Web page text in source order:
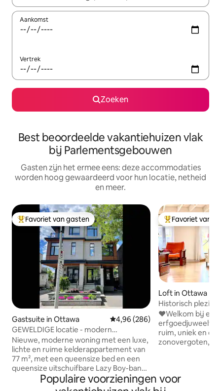
Aankomst
Vertrek
Zoeken
Best beoordeelde vakantiehuizen vlak
bij Parlementsgebouwen
Gasten zijn het ermee eens: deze accommodaties
worden hoog gewaardeerd voor hun locatie, netheid
en meer.
Topfavoriet van gasten
Favoriet van gasten
Gastsuite in Ottawa Gemiddelde beoordeling van
4,96 (286)
GEWELDIGE locatie - modern
appartement met 1 slaapkamer/1
badkamer.
Nieuwe, moderne woning met een luxe,
lichte en ruime kelderappartement van
77 m², met een queensize bed en een
queensize uitschuifbare Lazy Boy-bank.
Op enkele minuten van de Byward
Market, het Rideau-kanaal, de National
Topfavoriet van
Favoriet van
Loft in Ottawa
Historisch plezier
naast Rideau Hall
❤️Welkom bij een
erfgoedjuweeltjes. Licht,
ruim, uniek en
zonovergoten,
met moderne
vierkante meter,
Populaire voorzieningen voor